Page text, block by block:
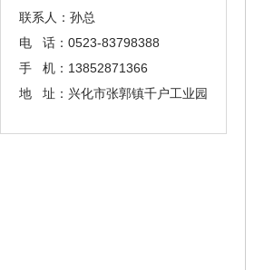
联系人：孙总
电 话：0523-83798388
手 机：13852871366
地 址：兴化市张郭镇千户工业园